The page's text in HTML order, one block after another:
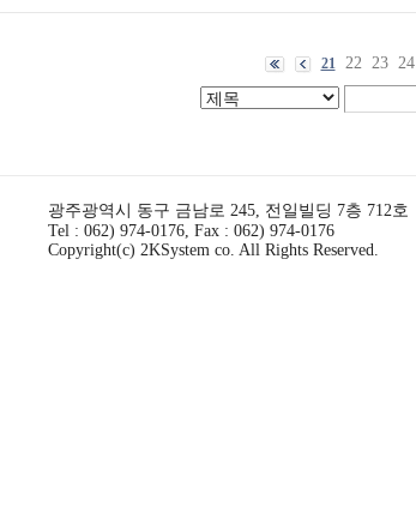
21 22 23 24
광주광역시 동구 금남로 245, 전일빌딩 7층 712호
Tel : 062) 974-0176, Fax : 062) 974-0176
Copyright(c) 2KSystem co. All Rights Reserved.